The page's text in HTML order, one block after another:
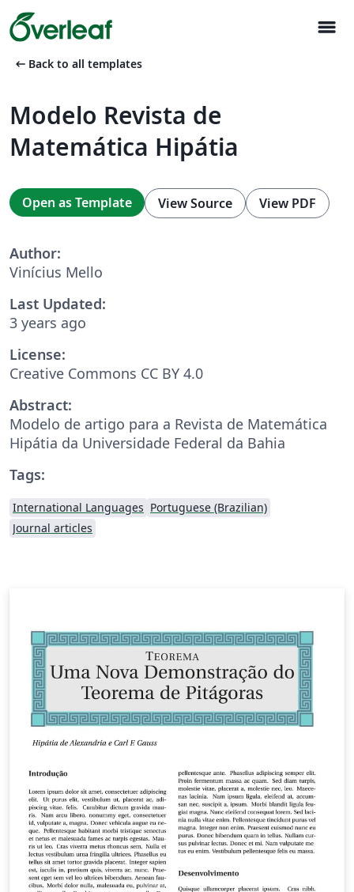
menu
arrow_left_alt Back to all templates
Modelo Revista de
Matemática Hipátia
Open as Template View Source View PDF
Author:
Vinícius Mello
Last Updated:
3 years ago
License:
Creative Commons CC BY 4.0
Abstract:
Modelo de artigo para a Revista de Matemática
Hipátia da Universidade Federal da Bahia
Tags:
International Languages Portuguese (Brazilian)
Journal articles